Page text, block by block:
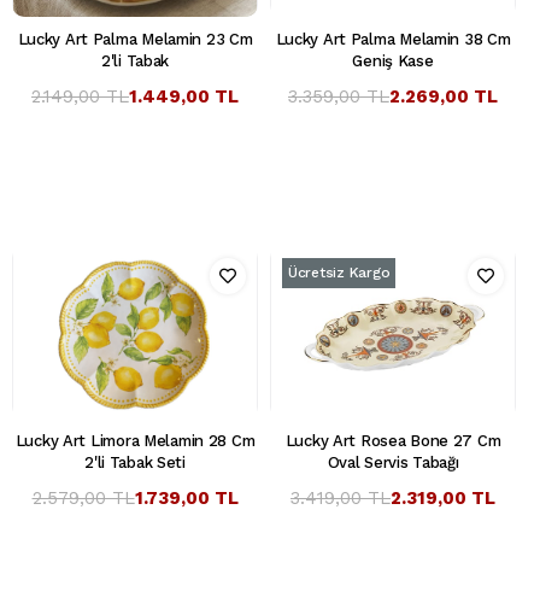
Lucky Art Palma Melamin 23 Cm
2'li Tabak
1.449,00 TL
2.149,00 TL
Lucky Art Palma Melamin 38 Cm
Geniş Kase
2.269,00 TL
3.359,00 TL
Lucky Art Limora Melamin 28 Cm
2'li Tabak Seti
1.739,00 TL
2.579,00 TL
Lucky Art Rosea Bone 27 Cm
Oval Servis Tabağı
2.319,00 TL
3.419,00 TL
Ücretsiz Kargo